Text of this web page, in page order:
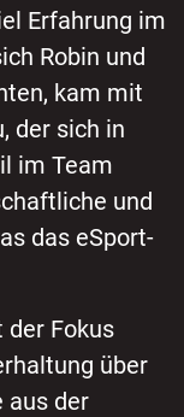
Erfahrung im
Robin und
kam mit
der sich in
im Team
und
das eSport-
Fokus
über
aus der